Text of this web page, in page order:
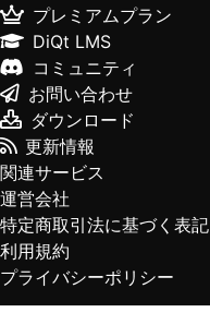
プレミアムプラン
DiQt LMS
コミュニティ
お問い合わせ
ダウンロード
更新情報
関連サービス
運営会社
特定商取引法に基づく表記
利用規約
プライバシーポリシー